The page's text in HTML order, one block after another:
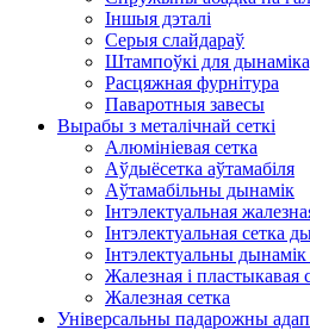
Іншыя дэталі
Серыя слайдараў
Штампоўкі для
Расцяжная фурнітура
Паваротныя завесы
Вырабы з металічнай сеткі
Алюмініевая сетка
Аўдыёсетка аўтамабіля
Аўтамабільны дынамік
Інтэлектуальная
Інтэлектуальная сетка
Інтэлектуальны
Жалезная і пластыкавая
Жалезная сетка
Універсальны падарожны